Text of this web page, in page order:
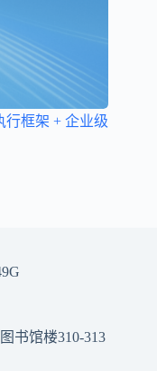
行框架 + 企业级
书馆楼310-313